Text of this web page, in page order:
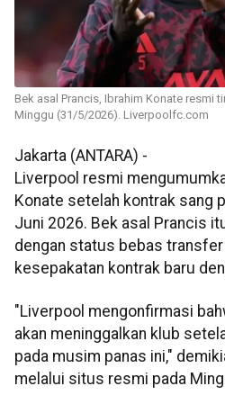
Bek asal Prancis, Ibrahim Konate resmi
Minggu (31/5/2026). Liverpoolfc.com
Jakarta (ANTARA) -
Liverpool resmi
Konate setelah kontrak sang
Juni 2026. Bek asal Prancis
dengan status bebas
kesepakatan kontrak baru
"Liverpool mengonfirmasi
akan meninggalkan klub
pada musim panas ini,"
melalui situs resmi pada